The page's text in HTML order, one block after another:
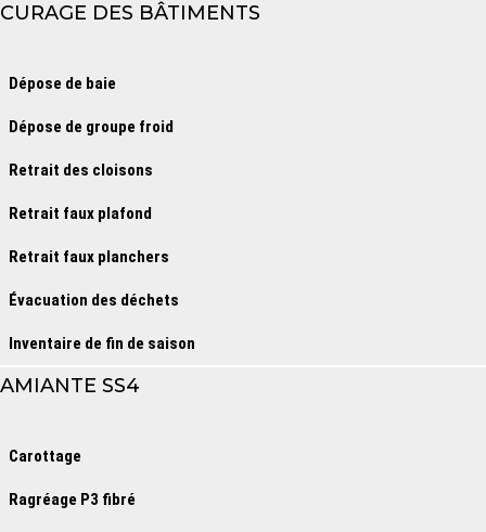
CURAGE DES BÂTIMENTS
Dépose de baie
Dépose de groupe froid
Retrait des cloisons
Retrait faux plafond
Retrait faux planchers
Évacuation des déchets
Inventaire de fin de saison
AMIANTE SS4
Carottage
Ragréage P3 fibré